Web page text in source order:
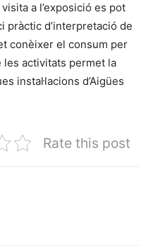
a l’exposició es pot
pràctic d’interpretació de
conèixer el consum per
les activitats permet la
instal·lacions d’Aigües
Rate this post